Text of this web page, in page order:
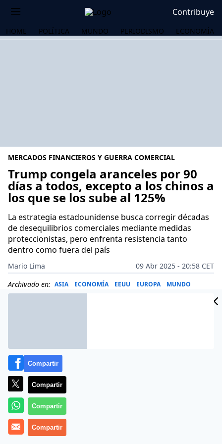
Contribuye
HOME POLÍTICA MUNDO PERIODISMO ECONOMÍA
MERCADOS FINANCIEROS Y GUERRA COMERCIAL
Trump congela aranceles por 90
días a todos, excepto a los chinos a
los que se los sube al 125%
La estrategia estadounidense busca corregir décadas
de desequilibrios comerciales mediante medidas
proteccionistas, pero enfrenta resistencia tanto
dentro como fuera del país
Mario Lima
09 Abr 2025 - 20:58 CET
Archivado en: ASIA ECONOMÍA EEUU EUROPA MUNDO
Compartir
Compartir
Compartir
Compartir